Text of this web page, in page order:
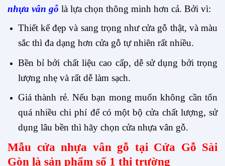
nhựa vân gỗ là lựa chọn thông minh hơn cả. Bởi vì:
Thiết kế đẹp và sang trọng như cửa gỗ thật, và màu
sắc thì đa dạng hơn cửa gỗ tự nhiên rất nhiều.
Bền bỉ bởi chất liệu cao cấp, dễ sử dụng bởi trọng
lượng nhẹ và rất dễ làm sạch.
Giá thành rẻ. Nếu bạn mong muốn không cần tốn
quá nhiều chi phí để có một bộ cửa chất lượng, sử
dụng lâu bền thì hãy chọn cửa nhựa vân gỗ.
Mẫu cửa nhựa vân gỗ tại Cửa Gỗ Sài
Gòn là sản phẩm số 1 thị trường